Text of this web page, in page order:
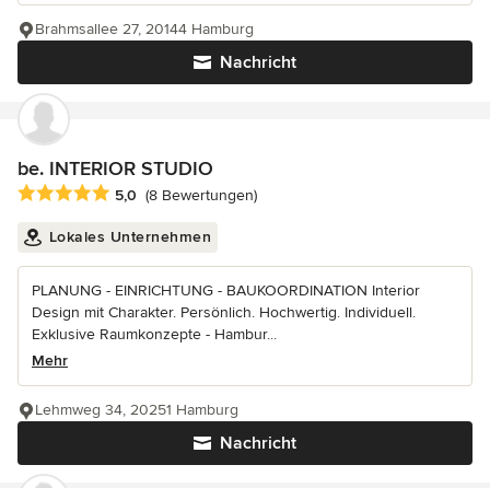
Nachricht
Brahmsallee 27, 20144 Hamburg
be. INTERIOR STUDIO
Durchschnittliche Bewertung: 5 von 5 Sternen
5,0 (8 Bewertungen)
Lokales Unternehmen
PLANUNG - EINRICHTUNG - BAUKOORDINATION Interior
Design mit Charakter. Persönlich. Hochwertig. Individuell.
Exklusive Raumkonzepte - Hambur...
Mehr
Nachricht
Lehmweg 34, 20251 Hamburg